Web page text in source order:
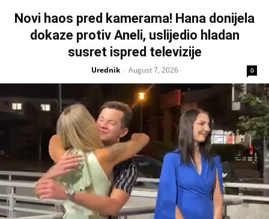
Novi haos pred kamerama! Hana donijela
dokaze protiv Aneli, uslijedio hladan
susret ispred televizije
Urednik - August 7, 2026 0